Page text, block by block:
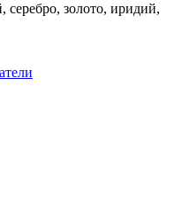
серебро, золото, иридий,